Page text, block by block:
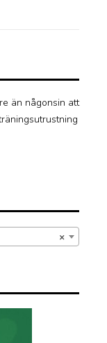
än någonsin att
×